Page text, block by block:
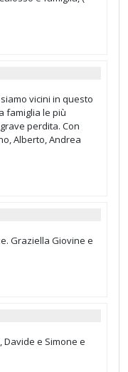
vicini in questo
famiglia le più
perdita. Con
Alberto, Andrea
Graziella Giovine e
e Simone e